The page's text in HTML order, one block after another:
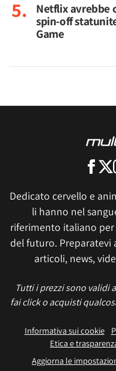
Netflix avrebbe
spin-off
Game
Dedicato cervello e
li hanno nel
riferimento italiano
del futuro. Preparatevi
articoli, news,
Tutti i prezzi sono validi
fai click o acquisti
Informativa sui cookie
Etica e
Aggiorna le